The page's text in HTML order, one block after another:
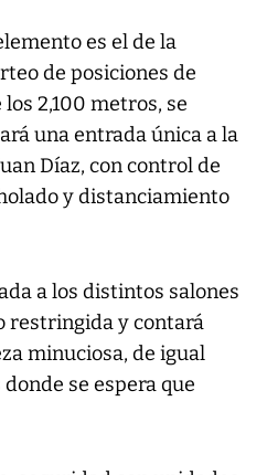
es el de la
de posiciones de
2,100 metros, se
una entrada única a la
Díaz, con control de
y distanciamiento
a los distintos salones
restringida y contará
minuciosa, de igual
se espera que